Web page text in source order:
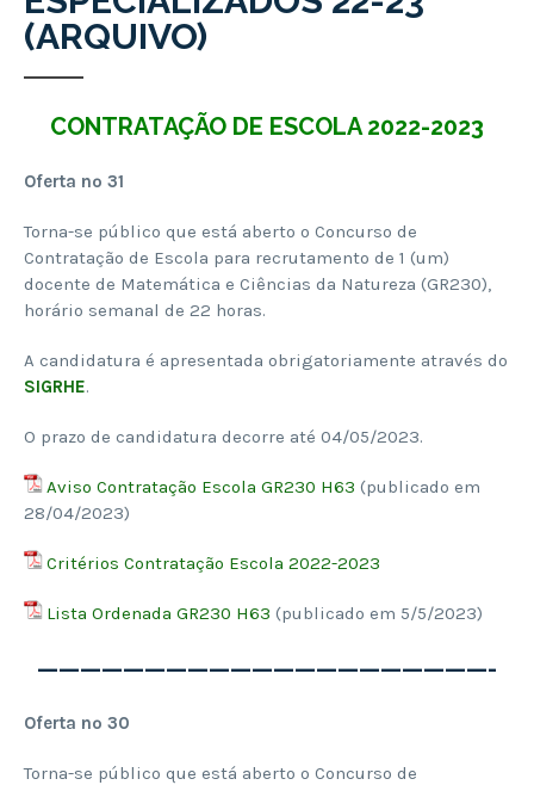
(ARQUIVO)
CONTRATAÇÃO DE ESCOLA 2022-2023
Oferta nº 31
Torna-se público que está aberto o Concurso de
Contratação de Escola para recrutamento de 1 (um)
docente de Matemática e Ciências da Natureza (GR230),
horário semanal de 22 horas.
A candidatura é apresentada obrigatoriamente através do
SIGRHE.
O prazo de candidatura decorre até 04/05/2023.
Aviso Contratação Escola GR230 H63 (publicado em
28/04/2023)
Critérios Contratação Escola 2022-2023
Lista Ordenada GR230 H63 (publicado em 5/5/2023)
—————————————————————-
Oferta nº 30
Torna-se público que está aberto o Concurso de